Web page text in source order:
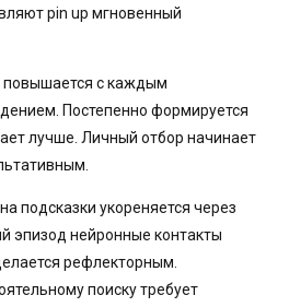
pin up мгновенный
с каждым
Постепенно формируется
лучше. Личный отбор начинает
подсказки укореняется через
эпизод нейронные контакты
рефлекторным.
поиску требует